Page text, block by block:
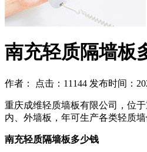
南充轻质隔墙板
作者： 点击：11144 发布时间：
重庆成维轻质墙板有限公司，位
内、外墙板，年可生产各类轻质墙
南充轻质隔墙板多少钱